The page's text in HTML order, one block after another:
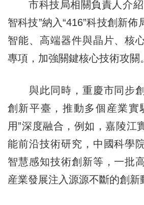
市科技局相關負責人介紹
智科技”納入“416”科技創新
智能、高端器件與晶片、核
專項，加強關鍵核心技術攻關。
與此同時，重慶市同步創
創新平臺，推動多個産業實
用”深度融合，例如，嘉陵江
能前沿技術研究，中國科學
智慧感知技術創新等，一批
産業發展注入源源不斷的創新